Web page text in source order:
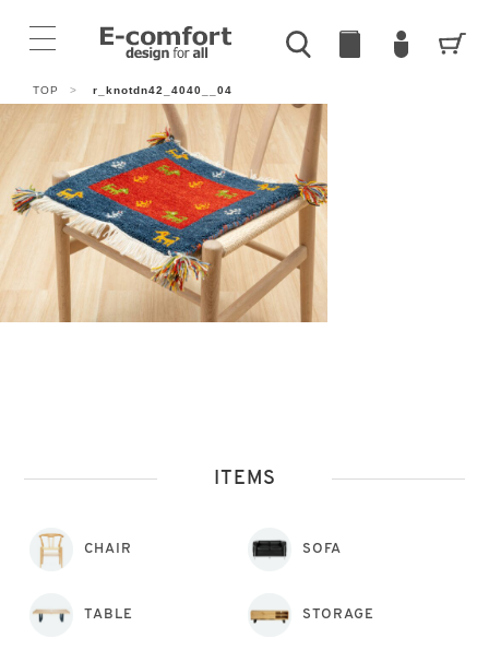
TOP > r_knotdn42_4040__04
ITEMS
CHAIR SOFA
TABLE STORAGE